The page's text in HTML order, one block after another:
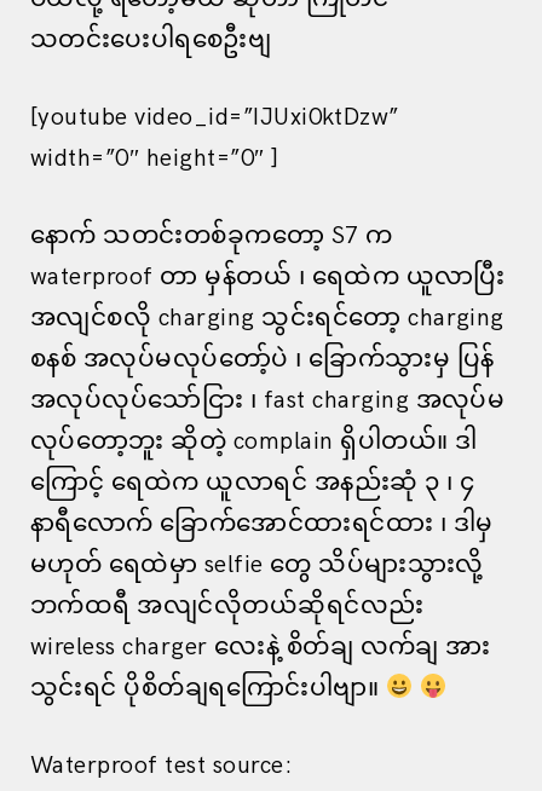
သတင်းပေးပါရစေဦးဗျ
[youtube video_id=”IJUxi0ktDzw”
width=”0″ height=”0″ ]
နောက် သတင်းတစ်ခုကတော့ S7 က
waterproof တာ မှန်တယ် ၊ ရေထဲက ယူလာပြီး
အလျင်စလို charging သွင်းရင်တော့ charging
စနစ် အလုပ်မလုပ်တော့်ပဲ ၊ ခြောက်သွားမှ ပြန်
အလုပ်လုပ်သော်ငြား ၊ fast charging အလုပ်မ
လုပ်တော့ဘူး ဆိုတဲ့ complain ရှိပါတယ်။ ဒါ
ကြောင့် ရေထဲက ယူလာရင် အနည်းဆုံ ၃ ၊ ၄
နာရီလောက် ခြောက်အောင်ထားရင်ထား ၊ ဒါမှ
မဟုတ် ရေထဲမှာ selfie တွေ သိပ်များသွားလို့
ဘက်ထရီ အလျင်လိုတယ်ဆိုရင်လည်း
wireless charger လေးနဲ့ စိတ်ချ လက်ချ အား
သွင်းရင် ပိုစိတ်ချရကြောင်းပါဗျာ။
Waterproof test source: